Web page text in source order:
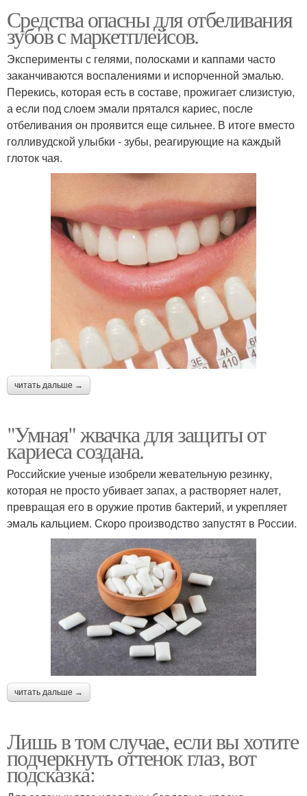
Средства опасны для отбеливания
зубов с маркетплейсов.
Эксперименты с гелями, полосками и каппами часто
заканчиваются воспалениями и испорченной эмалью.
Перекись, которая есть в составе, прожигает слизистую,
а если под слоем эмали прятался кариес, после
отбеливания он проявится еще сильнее. В итоге вместо
голливудской улыбки - зубы, реагирующие на каждый
глоток чая.
читать дальше →
"Умная" жвачка для защиты от
кариеса создана.
Российские ученые изобрели жевательную резинку,
которая не просто убивает запах, а растворяет налет,
превращая его в оружие против бактерий, и укрепляет
эмаль кальцием. Скоро производство запустят в России.
читать дальше →
Лишь в том случае, если вы хотите
подчеркнуть оттенок глаз, вот
подсказка: